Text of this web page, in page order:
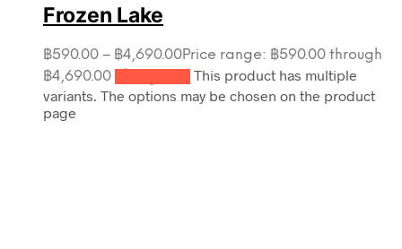
Frozen Lake
฿590.00 – ฿4,690.00Price range: ฿590.00 through
฿4,690.00
This product has multiple
variants. The options may be chosen on the product
page